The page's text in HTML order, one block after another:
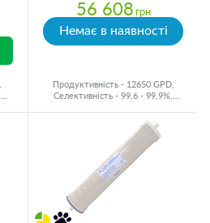
56 608 грн
Немає в наявності
Продуктивність - 12650 GPD,
Селективність - 99,6 - 99,9%,